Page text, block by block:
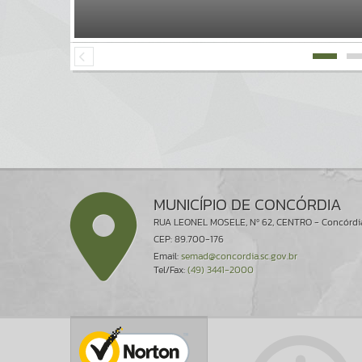
MUNICÍPIO DE CONCÓRDIA
RUA LEONEL MOSELE, Nº 62, CENTRO -
CEP: 89.700-176
Email:semad@concordia.sc.gov.br
Tel/Fax:(49) 3441-2000